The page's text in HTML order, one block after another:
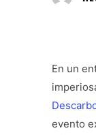
En un
evento